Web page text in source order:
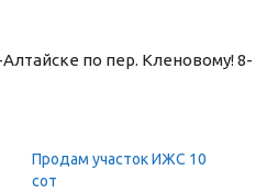
по пер. Кленовому! 8-
Продам участок ИЖС 10
сот